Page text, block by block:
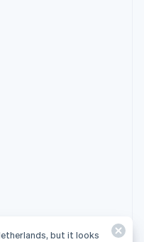
but it looks